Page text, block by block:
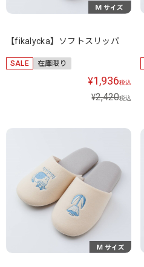
【fikalycka】ソフトスリッパ
SALE 在庫限り
¥1,936税込
¥2,420税込